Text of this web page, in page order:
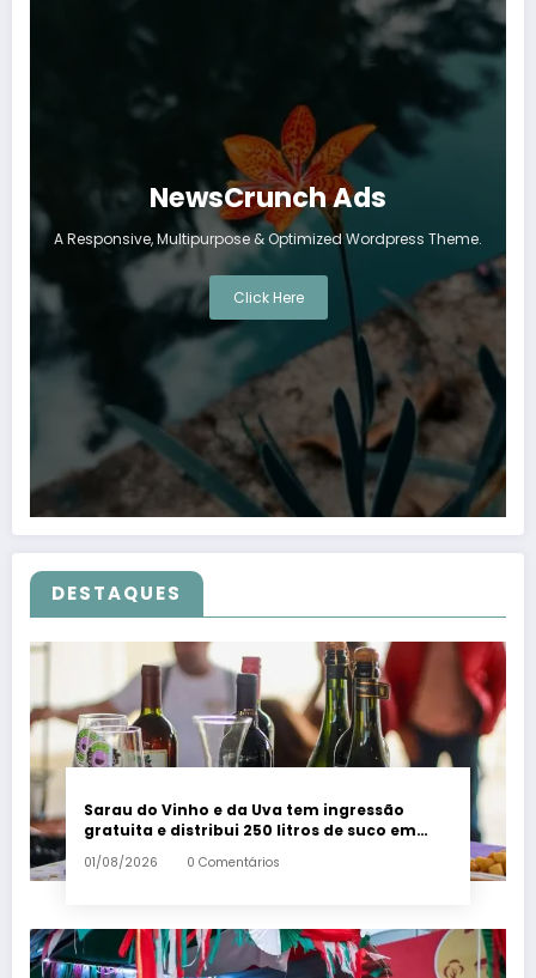
NewsCrunch Ads
A Responsive, Multipurpose & Optimized Wordpress Theme.
Click Here
DESTAQUES
Sarau do Vinho e da Uva tem ingressão
gratuita e distribui 250 litros de suco em
Santa Teresa – Em Dia ES
01/08/2026 0 Comentários